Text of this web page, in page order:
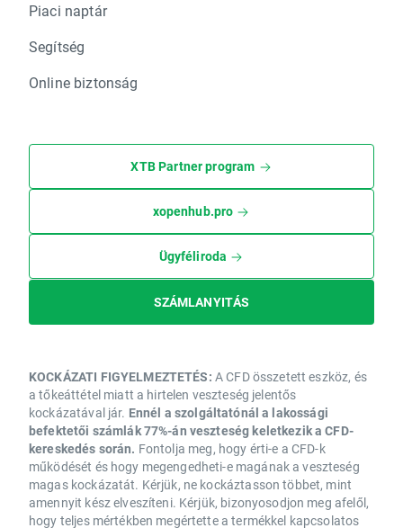
Piaci naptár
Segítség
Online biztonság
XTB Partner program
xopenhub.pro
Ügyféliroda
SZÁMLANYITÁS
KOCKÁZATI FIGYELMEZTETÉS: A CFD összetett eszköz, és
a tőkeáttétel miatt a hirtelen veszteség jelentős
kockázatával jár. Ennél a szolgáltatónál a lakossági
befektetői számlák 77%-án veszteség keletkezik a CFD-
kereskedés során. Fontolja meg, hogy érti-e a CFD-k
működését és hogy megengedheti-e magának a veszteség
magas kockázatát. Kérjük, ne kockáztasson többet, mint
amennyit kész elveszíteni. Kérjük, bizonyosodjon meg afelől,
hogy teljes mértékben megértette a termékkel kapcsolatos